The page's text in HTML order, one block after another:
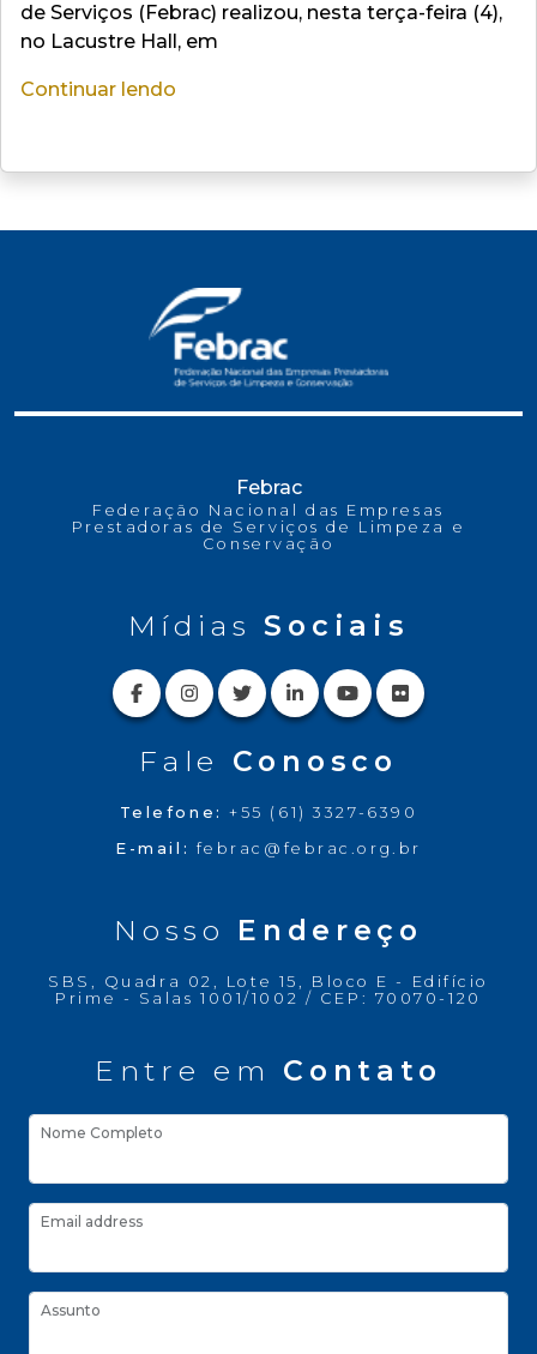
de Serviços (Febrac) realizou, nesta terça-feira (4),
no Lacustre Hall, em
Continuar lendo
Febrac
Federação Nacional das Empresas
Prestadoras de Serviços de Limpeza e
Conservação
Mídias Sociais
Fale Conosco
Telefone:
+55 (61) 3327-6390
E-mail: febrac@febrac.org.br
Nosso Endereço
SBS, Quadra 02, Lote 15, Bloco E - Edifício
Prime - Salas 1001/1002 / CEP: 70070-120
Entre em Contato
Nome Completo
Email address
Assunto